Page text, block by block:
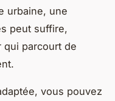
urbaine, une
peut suffire,
qui parcourt de
vous pouvez